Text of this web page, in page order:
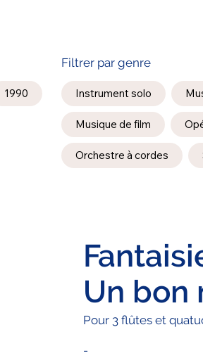
Un bon
Pour 3 flûtes et
-
1990
Filtrer par genre
Instrument solo
Musique de film
Orchestre à cordes